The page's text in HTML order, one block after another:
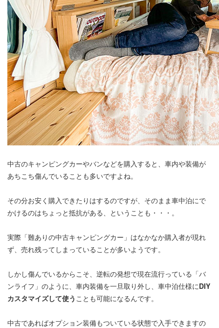
中古のキャンピングカーやバンなどを購入すると、車内や装備が
あちこち傷んでいることも多いですよね。
その分お安く購入できたりはするのですが、そのまま車中泊にで
かけるのはちょっと抵抗がある、ということも・・・。
実際「難ありの中古キャンピングカー」はなかなか購入者が現れ
ず、売れ残ってしまっていることが多いようです。
しかし傷んでいるからこそ、逆転の発想で現在流行っている「バ
ンライフ」のように、車内装備を一旦取り外し、車中泊仕様にDIY
カスタマイズして使う ことも可能になるんです。
中古であればオプション装備もついている状態で入手できますの